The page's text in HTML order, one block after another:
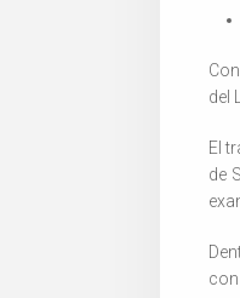
del
El
de